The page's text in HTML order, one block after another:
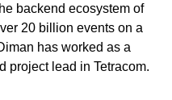
backend ecosystem of
20 billion events on a
has worked as a
project lead in Tetracom.